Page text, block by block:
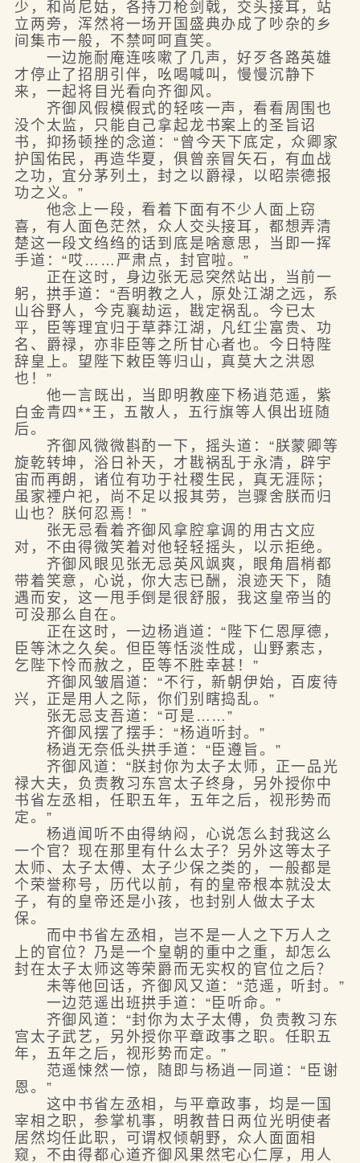
少，和尚尼姑，各持刀枪剑戟，交头接耳，站
立两旁，浑然将一场开国盛典办成了吵杂的乡
间集市一般，不禁呵呵直笑。
一边施耐庵连咳嗽了几声，好歹各路英雄
才停止了招朋引伴，吆喝喊叫，慢慢沉静下
来，一起将目光看向齐御风。
齐御风假模假式的轻咳一声，看看周围也
没个太监，只能自己拿起龙书案上的圣旨诏
书，抑扬顿挫的念道：“曾今天下底定，众卿家
护国佑民，再造华夏，俱曾亲冒矢石，有血战
之功，宜分茅列土，封之以爵禄，以昭崇德报
功之义。”
他念上一段，看着下面有不少人面上窃
喜，有人面色茫然，众人交头接耳，都想弄清
楚这一段文绉绉的话到底是啥意思，当即一挥
手道：“哎……严肃点，封官啦。”
正在这时，身边张无忌突然站出，当前一
躬，拱手道：“吾明教之人，原处江湖之远，系
山谷野人，今克襄劫运，戡定祸乱。今已太
平，臣等理宜归于草莽江湖，凡红尘富贵、功
名、爵禄，亦非臣等之所甘心者也。今日特陛
辞皇上。望陛下敕臣等归山，真莫大之洪恩
也！”
他一言既出，当即明教座下杨逍范遥，紫
白金青四**王，五散人，五行旗等人俱出班随
后。
齐御风微微斟酌一下，摇头道：“朕蒙卿等
旋乾转坤，浴日补天，才戡祸乱于永清，辟宇
宙而再朗，诸位有功于社稷生民，真无涯际；
虽家禋户祀，尚不足以报其劳，岂骤舍朕而归
山也？朕何忍焉！”
张无忌看着齐御风拿腔拿调的用古文应
对，不由得微笑着对他轻轻摇头，以示拒绝。
齐御风眼见张无忌英风飒爽，眼角眉梢都
带着笑意，心说，你大志已酬，浪迹天下，随
遇而安，这一甩手倒是很舒服，我这皇帝当的
可没那么自在。
正在这时，一边杨逍道：“陛下仁恩厚德，
臣等沐之久矣。但臣等恬淡性成，山野素志，
乞陛下怜而赦之，臣等不胜幸甚！”
齐御风皱眉道：“不行，新朝伊始，百废待
兴，正是用人之际，你们别瞎捣乱。”
张无忌支吾道：“可是……”
齐御风摆了摆手：“杨逍听封。”
杨逍无奈低头拱手道：“臣遵旨。”
齐御风道：“朕封你为太子太师，正一品光
禄大夫，负责教习东宫太子终身，另外授你中
书省左丞相，任职五年，五年之后，视形势而
定。”
杨逍闻听不由得纳闷，心说怎么封我这么
一个官？现在那里有什么太子？另外这等太子
太师、太子太傅、太子少保之类的，一般都是
个荣誉称号，历代以前，有的皇帝根本就没太
子，有的皇帝还是小孩，也封别人做太子太
保。
而中书省左丞相，岂不是一人之下万人之
上的官位？乃是一个皇朝的重中之重，却怎么
封在太子太师这等荣爵而无实权的官位之后？
未等他回话，齐御风又道：“范遥，听封。”
一边范遥出班拱手道：“臣听命。”
齐御风道：“封你为太子太傅，负责教习东
宫太子武艺，另外授你平章政事之职。任职五
年，五年之后，视形势而定。”
范遥悚然一惊，随即与杨逍一同道：“臣谢
恩。”
这中书省左丞相，与平章政事，均是一国
宰相之职，参掌机事，明教昔日两位光明使者
居然均任此职，可谓权倾朝野，众人面面相
窥，不由得都心道齐御风果然宅心仁厚，用人